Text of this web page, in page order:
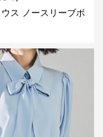
ウス ノースリーブボ